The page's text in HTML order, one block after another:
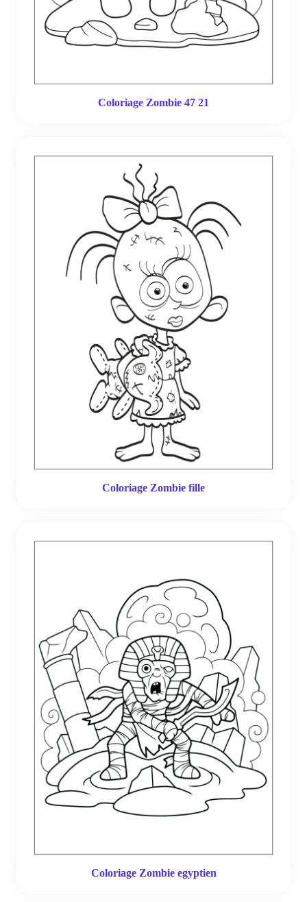
Coloriage Zombie 47 21
Coloriage Zombie fille
Coloriage Zombie egyptien